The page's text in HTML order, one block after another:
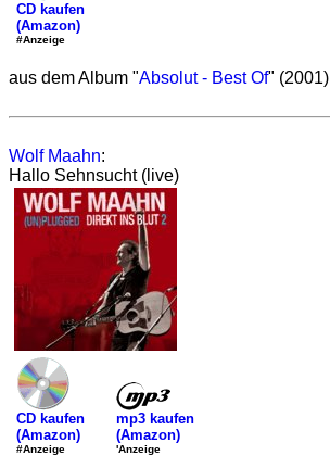
CD kaufen
(Amazon)
#Anzeige
aus dem Album "Absolut - Best Of" (2001)
Wolf Maahn:
Hallo Sehnsucht (live)
CD kaufen
(Amazon)
#Anzeige
mp3 kaufen
(Amazon)
'Anzeige